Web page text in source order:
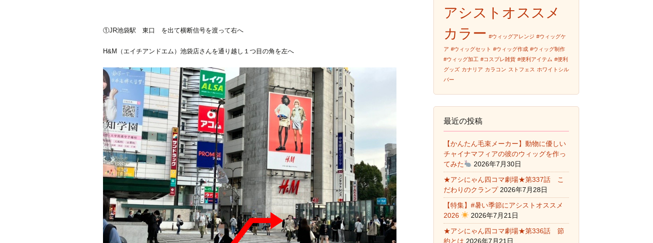
①JR池袋駅 東口 を出て横断信号を渡って右へ
H&M（エイチアンドエム）池袋店さんを通り越し１つ目の角を左へ
アシストオススメ
カラー #ウィッグアレンジ #ウィッグケ
ア #ウィッグセット #ウィッグ作成 #ウィッグ制作
#ウィッグ加工 #コスプレ雑貨 #便利アイテム #便利
グッズ カナリア カラコン ストフェス ホワイトシル
バー
最近の投稿
【かんたん毛束メーカー】動物に優しい
チャイナマフィアの彼のウィッグを作っ
てみた
2026年7月30日
★アシにゃん四コマ劇場★第337話 こ
だわりのクランプ 2026年7月28日
【特集】#暑い季節にアシストオススメ
2026
2026年7月21日
★アシにゃん四コマ劇場★第336話 節
約とは 2026年7月21日